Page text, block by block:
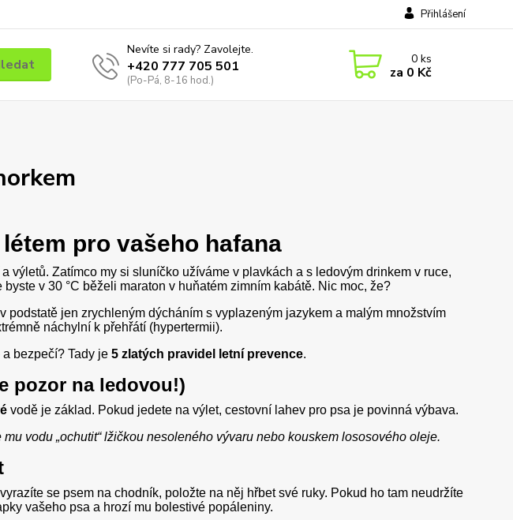
Přihlášení
Nevíte si rady? Zavolejte.
+420 777 705 501
(Po-Pá, 8-16 hod.)
0ks
za 0 Kč
pro vašeho hafana
výletů. Zatímco my si sluníčko užíváme v plavkách a s ledovým drinkem v ruce,
v 30 °C běželi maraton v huňatém zimním kabátě. Nic moc, že?
podstatě jen zrychleným dýcháním s vyplazeným jazykem a malým množstvím
náchylní k přehřátí (hypertermii).
bezpečí? Tady je 5 zlatých pravidel letní prevence.
pozor na ledovou!)
vodě je základ. Pokud jedete na výlet, cestovní lahev pro psa je povinná výbava.
vodu „ochutit“ lžičkou nesoleného vývaru nebo kouskem lososového oleje.
se psem na chodník, položte na něj hřbet své ruky. Pokud ho tam neudržíte
vašeho psa a hrozí mu bolestivé popáleniny.